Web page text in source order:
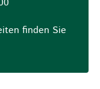
finden Sie